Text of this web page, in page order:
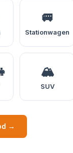
🚐
Stationwagen
🏔️
SUV
→